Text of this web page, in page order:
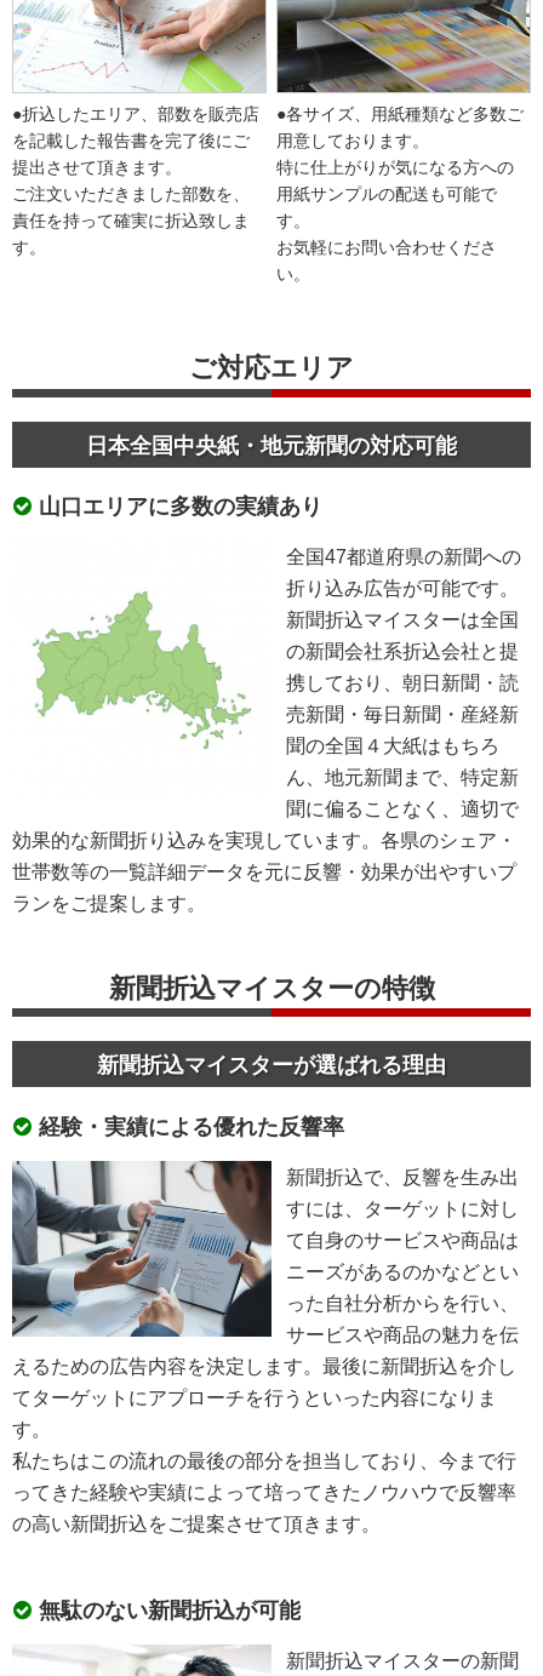
●折込したエリア、部数を販売店
を記載した報告書を完了後にご
提出させて頂きます。
ご注文いただきました部数を、
責任を持って確実に折込致しま
す。
●各サイズ、用紙種類など多数ご
用意しております。
特に仕上がりが気になる方への
用紙サンプルの配送も可能で
す。
お気軽にお問い合わせくださ
い。
ご対応エリア
日本全国中央紙・地元新聞の対応可能
山口エリアに多数の実績あり
全国47都道府県の新聞への
折り込み広告が可能です。
新聞折込マイスターは全国
の新聞会社系折込会社と提
携しており、朝日新聞・読
売新聞・毎日新聞・産経新
聞の全国４大紙はもちろ
ん、地元新聞まで、特定新
聞に偏ることなく、適切で
効果的な新聞折り込みを実現しています。各県のシェア・
世帯数等の一覧詳細データを元に反響・効果が出やすいプ
ランをご提案します。
新聞折込マイスターの特徴
新聞折込マイスターが選ばれる理由
経験・実績による優れた反響率
新聞折込で、反響を生み出
すには、ターゲットに対し
て自身のサービスや商品は
ニーズがあるのかなどとい
った自社分析からを行い、
サービスや商品の魅力を伝
えるための広告内容を決定します。最後に新聞折込を介し
てターゲットにアプローチを行うといった内容になりま
す。
私たちはこの流れの最後の部分を担当しており、今まで行
ってきた経験や実績によって培ってきたノウハウで反響率
の高い新聞折込をご提案させて頂きます。
無駄のない新聞折込が可能
新聞折込マイスターの新聞